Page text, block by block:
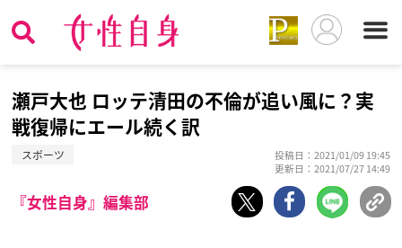
瀬戸大也 ロッテ清田の不倫が追い風に？実
戦復帰にエール続く訳
スポーツ
投稿日：2021/01/09 19:45
更新日：2021/07/27 14:49
『女性自身』編集部